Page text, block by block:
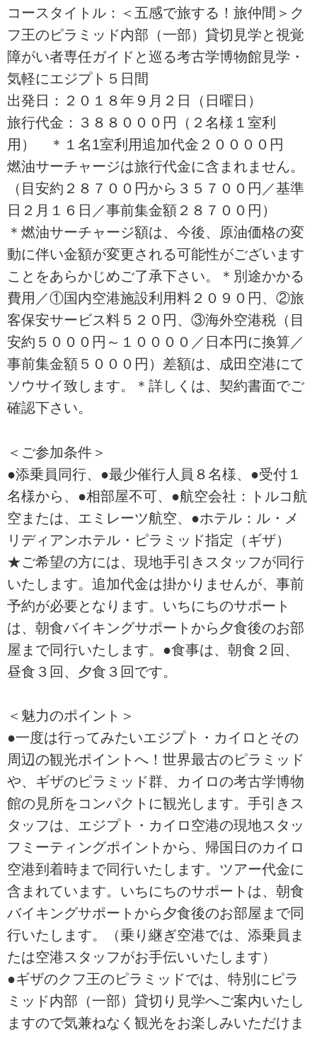
コースタイトル：＜五感で旅する！旅仲間＞ク
フ王のピラミッド内部（一部）貸切見学と視覚
障がい者専任ガイドと巡る考古学博物館見学・
気軽にエジプト５日間
出発日：２０１８年９月２日（日曜日）
旅行代金：３８８０００円（２名様１室利
用） ＊１名1室利用追加代金２００００円
燃油サーチャージは旅行代金に含まれません。
（目安約２８７００円から３５７００円／基準
日２月１６日／事前集金額２８７００円）
＊燃油サーチャージ額は、今後、原油価格の変
動に伴い金額が変更される可能性がございます
ことをあらかじめご了承下さい。＊別途かかる
費用／①国内空港施設利用料２０９０円、②旅
客保安サービス料５２０円、③海外空港税（目
安約５０００円～１００００／日本円に換算／
事前集金額５０００円）差額は、成田空港にて
ソウサイ致します。＊詳しくは、契約書面でご
確認下さい。
＜ご参加条件＞
●添乗員同行、●最少催行人員８名様、●受付１
名様から、●相部屋不可、●航空会社：トルコ航
空または、エミレーツ航空、●ホテル：ル・メ
リディアンホテル・ピラミッド指定（ギザ）
★ご希望の方には、現地手引きスタッフが同行
いたします。追加代金は掛かりませんが、事前
予約が必要となります。いちにちのサポート
は、朝食バイキングサポートから夕食後のお部
屋まで同行いたします。●食事は、朝食２回、
昼食３回、夕食３回です。
＜魅力のポイント＞
●一度は行ってみたいエジプト・カイロとその
周辺の観光ポイントへ！世界最古のピラミッド
や、ギザのピラミッド群、カイロの考古学博物
館の見所をコンパクトに観光します。手引きス
タッフは、エジプト・カイロ空港の現地スタッ
フミーティングポイントから、帰国日のカイロ
空港到着時まで同行いたします。ツアー代金に
含まれています。いちにちのサポートは、朝食
バイキングサポートから夕食後のお部屋まで同
行いたします。（乗り継ぎ空港では、添乗員ま
たは空港スタッフがお手伝いいたします）
●ギザのクフ王のピラミッドでは、特別にピラ
ミッド内部（一部）貸切り見学へご案内いたし
ますので気兼ねなく観光をお楽しみいただけま